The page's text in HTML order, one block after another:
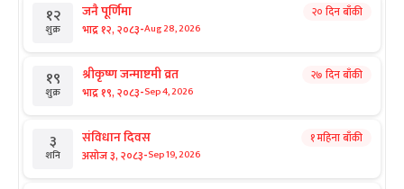
१२
शुक्र
जनै पूर्णिमा
भाद्र १२, २०८३-Aug 28, 2026
२० दिन बाँकी
१९
शुक्र
श्रीकृष्ण जन्माष्टमी व्रत
भाद्र १९, २०८३-Sep 4, 2026
२७ दिन बाँकी
३
शनि
संविधान दिवस
असोज ३, २०८३-Sep 19, 2026
१ महिना बाँकी